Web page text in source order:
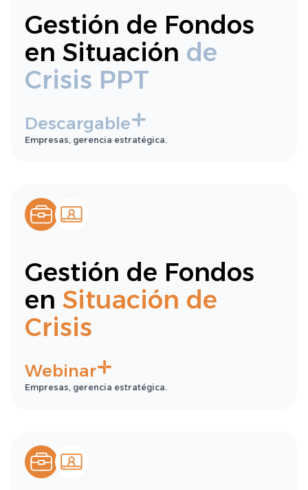
Gestión de Fondos
en Situación de
Crisis PPT
Descargable
Empresas, gerencia estratégica.
Gestión de Fondos
en Situación de
Crisis
Webinar
Empresas, gerencia estratégica.